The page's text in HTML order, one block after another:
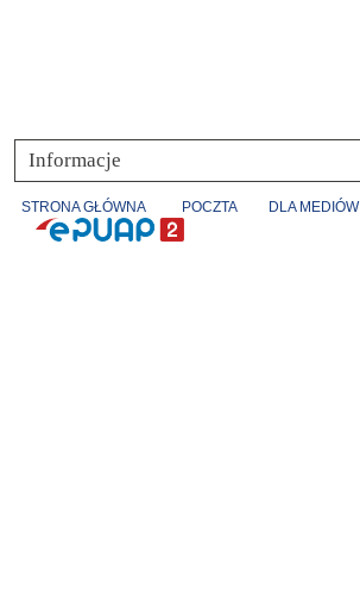
Informacje
STRONA GŁÓWNA POCZTA DLA MEDIÓW